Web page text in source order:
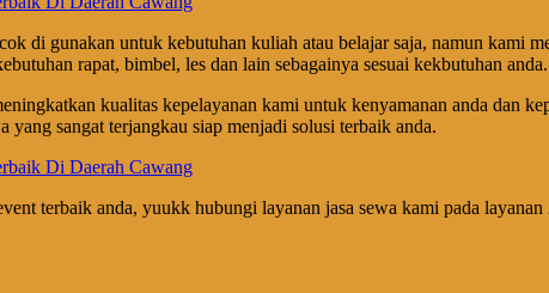
di gunakan untuk kebutuhan kuliah atau belajar saja, namun kami
rapat, bimbel, les dan lain sebagainya sesuai kekbutuhan anda.
kualitas kepelayanan kami untuk kenyamanan anda dan
yang sangat terjangkau siap menjadi solusi terbaik anda.
terbaik anda, yuukk hubungi layanan jasa sewa kami pada